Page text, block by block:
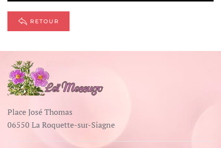
RETOUR
Place José Thomas
06550 La Roquette-sur-Siagne